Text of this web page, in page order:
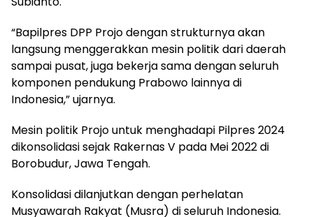
“Bapilpres DPP Projo dengan strukturnya akan
langsung menggerakkan mesin politik dari daerah
sampai pusat, juga bekerja sama dengan seluruh
komponen pendukung Prabowo lainnya di
Indonesia,” ujarnya.
Mesin politik Projo untuk menghadapi Pilpres 2024
dikonsolidasi sejak Rakernas V pada Mei 2022 di
Borobudur, Jawa Tengah.
Konsolidasi dilanjutkan dengan perhelatan
Musyawarah Rakyat (Musra) di seluruh Indonesia.